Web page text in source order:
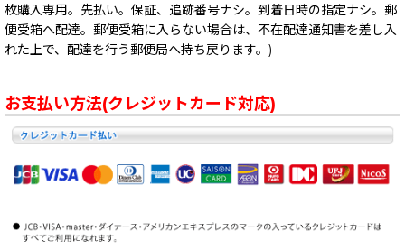
枚購入専用。先払い。保証、追跡番号ナシ。到着日時の指定ナシ。郵
便受箱へ配達。郵便受箱に入らない場合は、不在配達通知書を差し入
れた上で、配達を行う郵便局へ持ち戻ります。)
お支払い方法(クレジットカード対応)